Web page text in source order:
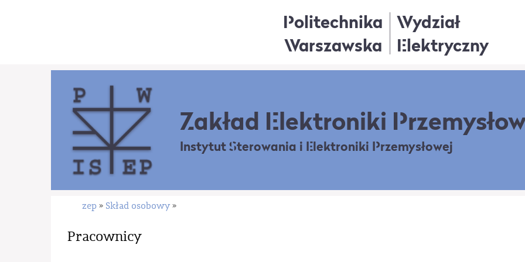
Politechnika
Warszawska
Wydział
Elektryczny
Zakład Elektroniki
Instytut Sterowania i Elektroniki Przemysłowej
zep » Skład osobowy »
Pracownicy